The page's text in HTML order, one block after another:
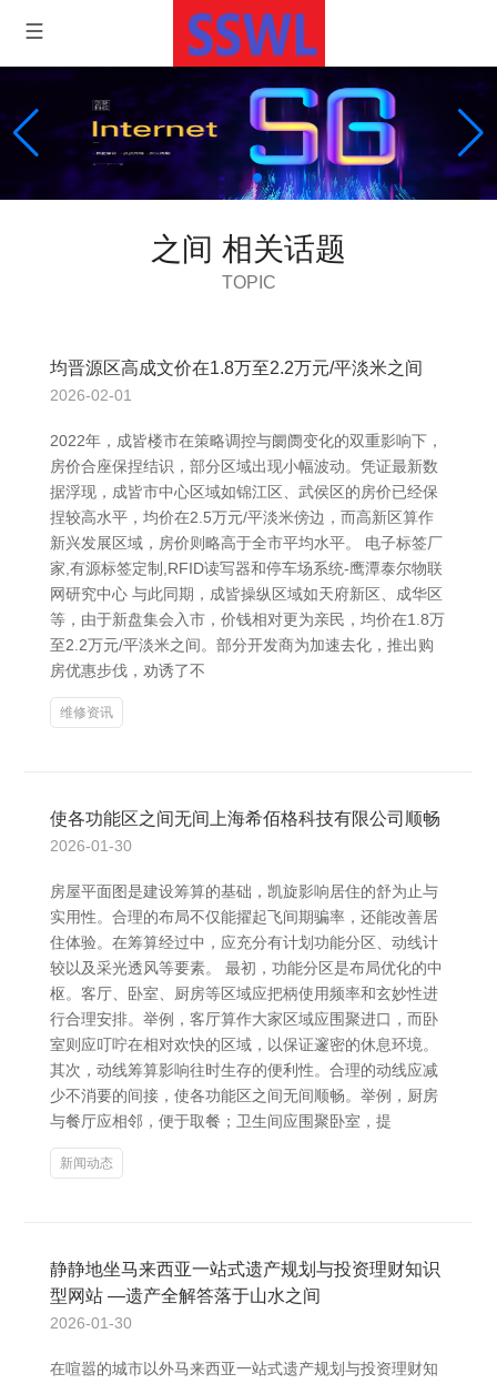
之间 相关话题
TOPIC
均晋源区高成文价在1.8万至2.2万元/平淡米之间
2026-02-01
2022年，成皆楼市在策略调控与阛阓变化的双重影响下，
房价合座保捏结识，部分区域出现小幅波动。凭证最新数
据浮现，成皆市中心区域如锦江区、武侯区的房价已经保
捏较高水平，均价在2.5万元/平淡米傍边，而高新区算作
新兴发展区域，房价则略高于全市平均水平。 电子标签厂
家,有源标签定制,RFID读写器和停车场系统-鹰潭泰尔物联
网研究中心 与此同期，成皆操纵区域如天府新区、成华区
等，由于新盘集会入市，价钱相对更为亲民，均价在1.8万
至2.2万元/平淡米之间。部分开发商为加速去化，推出购
房优惠步伐，劝诱了不
维修资讯
使各功能区之间无间上海希佰格科技有限公司顺畅
2026-01-30
房屋平面图是建设筹算的基础，凯旋影响居住的舒为止与
实用性。合理的布局不仅能擢起飞间期骗率，还能改善居
住体验。在筹算经过中，应充分有计划功能分区、动线计
较以及采光透风等要素。 最初，功能分区是布局优化的中
枢。客厅、卧室、厨房等区域应把柄使用频率和玄妙性进
行合理安排。举例，客厅算作大家区域应围聚进口，而卧
室则应叮咛在相对欢快的区域，以保证邃密的休息环境。
其次，动线筹算影响往时生存的便利性。合理的动线应减
少不消要的间接，使各功能区之间无间顺畅。举例，厨房
与餐厅应相邻，便于取餐；卫生间应围聚卧室，提
新闻动态
静静地坐马来西亚一站式遗产规划与投资理财知识
型网站 —遗产全解答落于山水之间
2026-01-30
在喧嚣的城市以外马来西亚一站式遗产规划与投资理财知